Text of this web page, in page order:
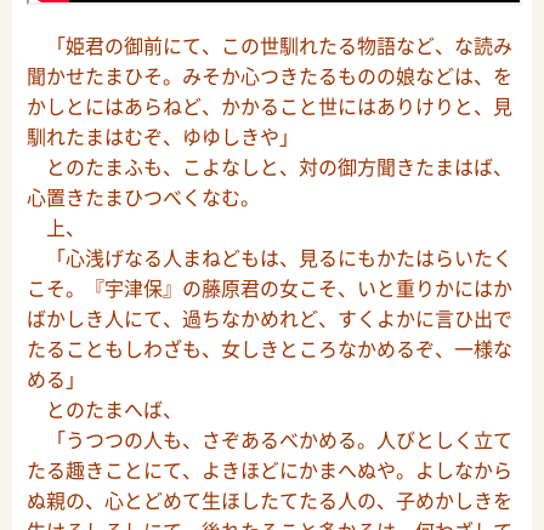
「姫君の御前にて、この世馴れたる物語など、な読み
聞かせたまひそ。みそか心つきたるものの娘などは、を
かしとにはあらねど、かかること世にはありけりと、見
馴れたまはむぞ、ゆゆしきや」
とのたまふも、こよなしと、対の御方聞きたまはば、
心置きたまひつべくなむ。
上、
「心浅げなる人まねどもは、見るにもかたはらいたく
こそ。『宇津保』の藤原君の女こそ、いと重りかにはか
ばかしき人にて、過ちなかめれど、すくよかに言ひ出で
たることもしわざも、女しきところなかめるぞ、一様な
める」
とのたまへば、
「うつつの人も、さぞあるべかめる。人びとしく立て
たる趣きことにて、よきほどにかまへぬや。よしなから
ぬ親の、心とどめて生ほしたてたる人の、子めかしきを